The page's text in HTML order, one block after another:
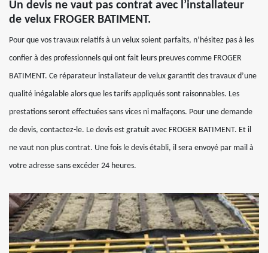
Un devis ne vaut pas contrat avec l’installateur
de velux FROGER BATIMENT.
Pour que vos travaux relatifs à un velux soient parfaits, n’hésitez pas à les
confier à des professionnels qui ont fait leurs preuves comme FROGER
BATIMENT. Ce réparateur installateur de velux garantit des travaux d’une
qualité inégalable alors que les tarifs appliqués sont raisonnables. Les
prestations seront effectuées sans vices ni malfaçons. Pour une demande
de devis, contactez-le. Le devis est gratuit avec FROGER BATIMENT. Et il
ne vaut non plus contrat. Une fois le devis établi, il sera envoyé par mail à
votre adresse sans excéder 24 heures.